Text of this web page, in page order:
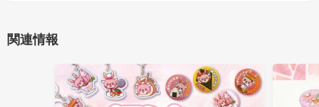
関連情報